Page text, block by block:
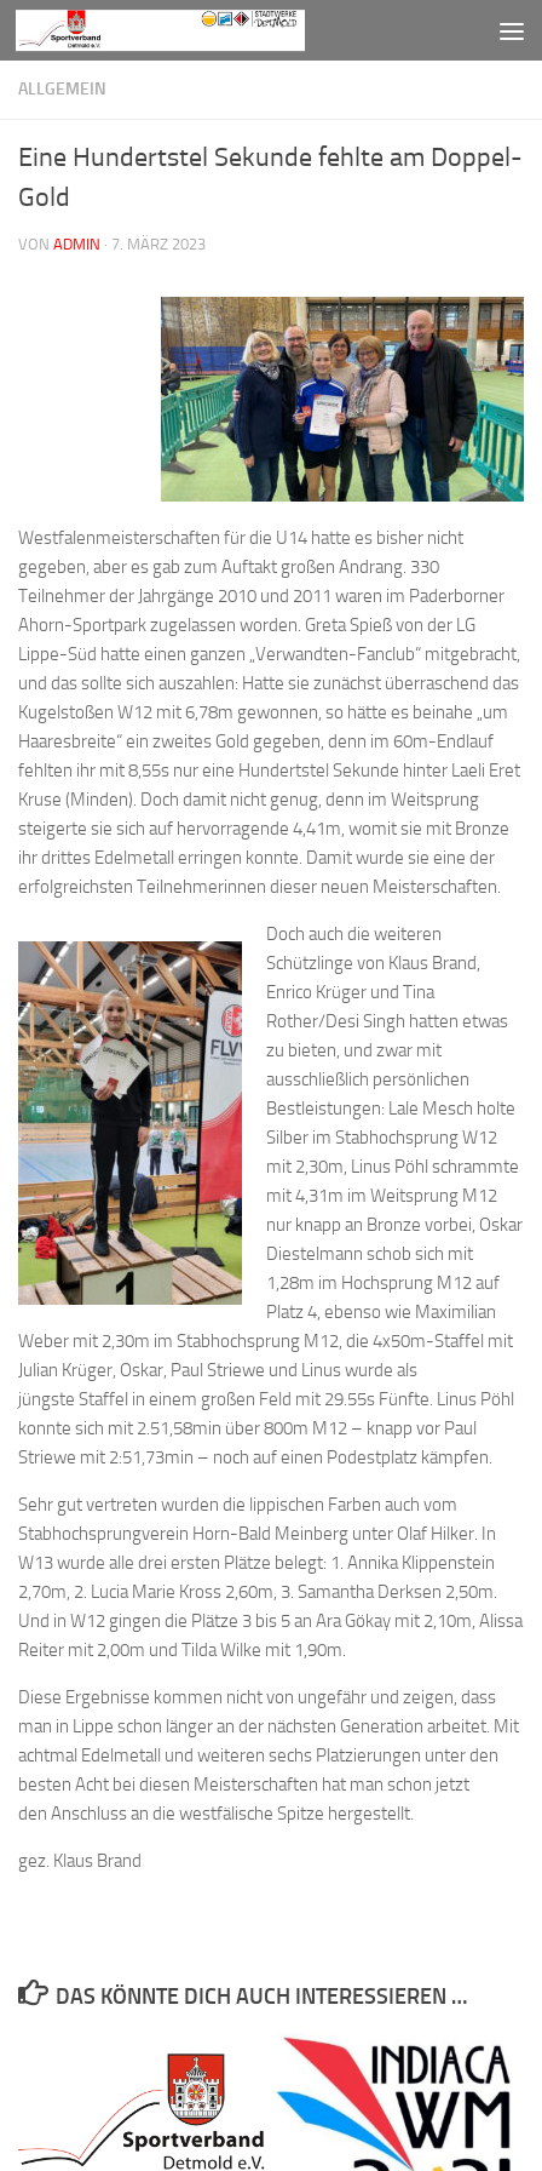
Zum Inhalt springen
ALLGEMEIN
Eine Hundertstel Sekunde fehlte am Doppel-
Gold
VON ADMIN · 7. MÄRZ 2023
Westfalenmeisterschaften für die U14 hatte es bisher nicht
gegeben, aber es gab zum Auftakt großen Andrang. 330
Teilnehmer der Jahrgänge 2010 und 2011 waren im Paderborner
Ahorn-Sportpark zugelassen worden. Greta Spieß von der LG
Lippe-Süd hatte einen ganzen „Verwandten-Fanclub“ mitgebracht,
und das sollte sich auszahlen: Hatte sie zunächst überraschend das
Kugelstoßen W12 mit 6,78m gewonnen, so hätte es beinahe „um
Haaresbreite“ ein zweites Gold gegeben, denn im 60m-Endlauf
fehlten ihr mit 8,55s nur eine Hundertstel Sekunde hinter Laeli Eret
Kruse (Minden). Doch damit nicht genug, denn im Weitsprung
steigerte sie sich auf hervorragende 4,41m, womit sie mit Bronze
ihr drittes Edelmetall erringen konnte. Damit wurde sie eine der
erfolgreichsten Teilnehmerinnen dieser neuen Meisterschaften.
Doch auch die weiteren
Schützlinge von Klaus Brand,
Enrico Krüger und Tina
Rother/Desi Singh hatten etwas
zu bieten, und zwar mit
ausschließlich persönlichen
Bestleistungen: Lale Mesch holte
Silber im Stabhochsprung W12
mit 2,30m, Linus Pöhl schrammte
mit 4,31m im Weitsprung M12
nur knapp an Bronze vorbei, Oskar
Diestelmann schob sich mit
1,28m im Hochsprung M12 auf
Platz 4, ebenso wie Maximilian
Weber mit 2,30m im Stabhochsprung M12, die 4x50m-Staffel mit
Julian Krüger, Oskar, Paul Striewe und Linus wurde als
jüngste Staffel in einem großen Feld mit 29.55s Fünfte. Linus Pöhl
konnte sich mit 2.51,58min über 800m M12 – knapp vor Paul
Striewe mit 2:51,73min – noch auf einen Podestplatz kämpfen.
Sehr gut vertreten wurden die lippischen Farben auch vom
Stabhochsprungverein Horn-Bald Meinberg unter Olaf Hilker. In
W13 wurde alle drei ersten Plätze belegt: 1. Annika Klippenstein
2,70m, 2. Lucia Marie Kross 2,60m, 3. Samantha Derksen 2,50m.
Und in W12 gingen die Plätze 3 bis 5 an Ara Gökay mit 2,10m, Alissa
Reiter mit 2,00m und Tilda Wilke mit 1,90m.
Diese Ergebnisse kommen nicht von ungefähr und zeigen, dass
man in Lippe schon länger an der nächsten Generation arbeitet. Mit
achtmal Edelmetall und weiteren sechs Platzierungen unter den
besten Acht bei diesen Meisterschaften hat man schon jetzt
den Anschluss an die westfälische Spitze hergestellt.
gez. Klaus Brand
DAS KÖNNTE DICH AUCH INTERESSIEREN …